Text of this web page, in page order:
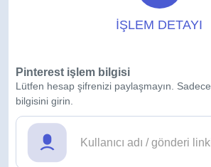
İŞLEM DETAYI
Pinterest işlem bilgisi
Lütfen hesap şifrenizi paylaşmayın.
bilgisini girin.